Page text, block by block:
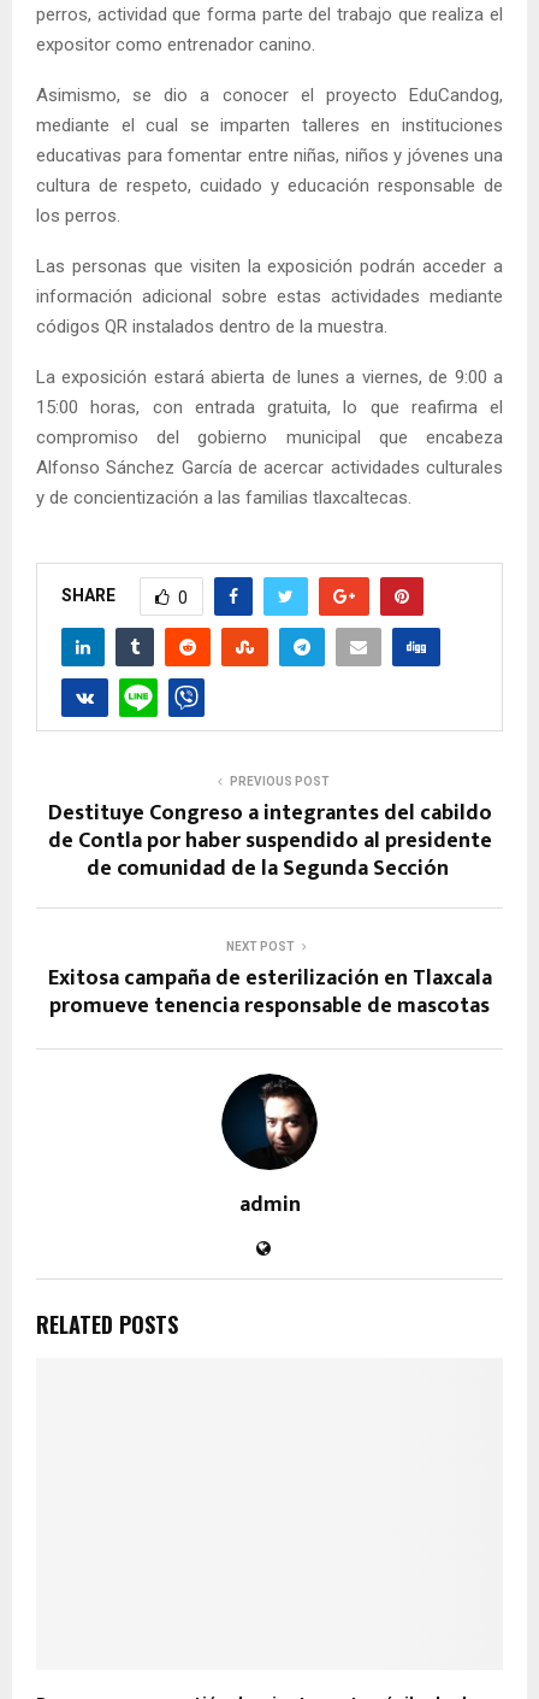
perros, actividad que forma parte del trabajo que realiza el
expositor como entrenador canino.
Asimismo, se dio a conocer el proyecto EduCandog,
mediante el cual se imparten talleres en instituciones
educativas para fomentar entre niñas, niños y jóvenes una
cultura de respeto, cuidado y educación responsable de
los perros.
Las personas que visiten la exposición podrán acceder a
información adicional sobre estas actividades mediante
códigos QR instalados dentro de la muestra.
La exposición estará abierta de lunes a viernes, de 9:00 a
15:00 horas, con entrada gratuita, lo que reafirma el
compromiso del gobierno municipal que encabeza
Alfonso Sánchez García de acercar actividades culturales
y de concientización a las familias tlaxcaltecas.
SHARE 0
PREVIOUS POST
Destituye Congreso a integrantes del cabildo
de Contla por haber suspendido al presidente
de comunidad de la Segunda Sección
NEXT POST
Exitosa campaña de esterilización en Tlaxcala
promueve tenencia responsable de mascotas
admin
RELATED POSTS